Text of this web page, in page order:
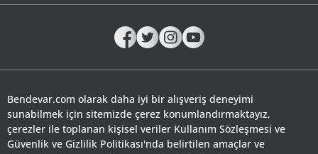
Bendevar.com olarak daha iyi bir alışveriş deneyimi
sunabilmek için sitemizde çerez konumlandırmaktayız,
çerezler ile toplanan kişisel veriler Kullanım Sözleşmesi ve
Güvenlik ve Gizlilik Politikası'nda belirtilen amaçlar ve